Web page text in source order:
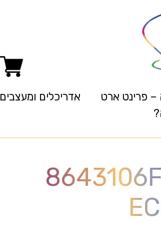
– פרינט ארט אדריכלים ומעצבים